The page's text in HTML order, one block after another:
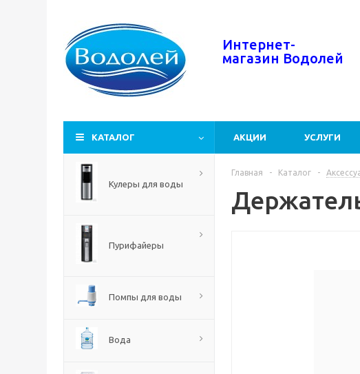
Интернет-
магазин Водолей
КАТАЛОГ АКЦИИ УСЛУГИ
Кулеры для воды
Пурифайеры
Помпы для воды
Вода
Главная - Каталог -